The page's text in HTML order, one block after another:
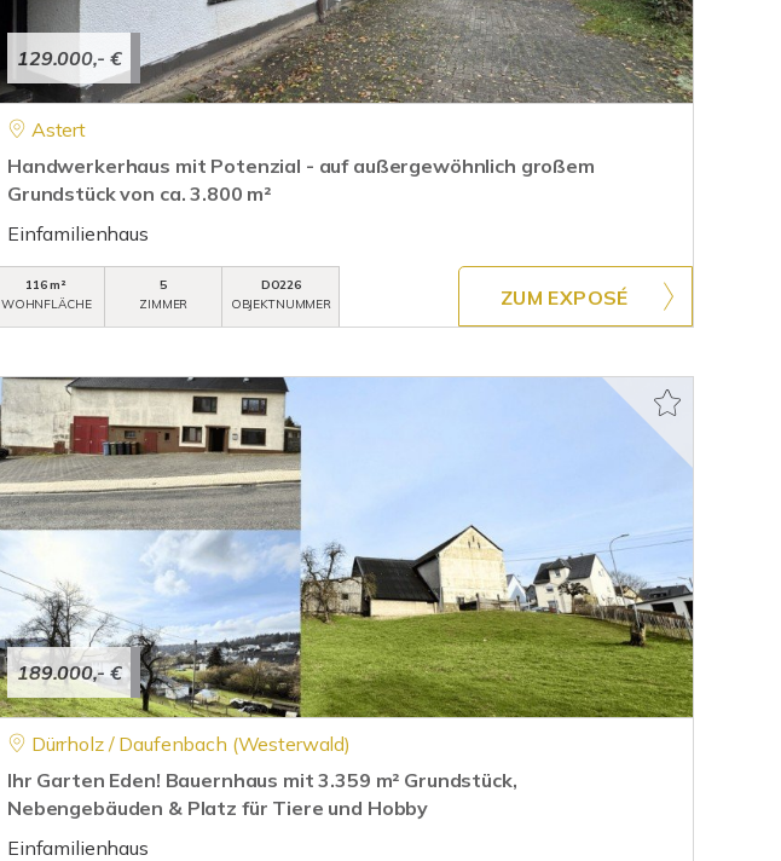
129.000,- €
Astert
Handwerkerhaus mit Potenzial - auf außergewöhnlich großem
Grundstück von ca. 3.800 m²
Einfamilienhaus
116 m²
WOHNFLÄCHE
5
ZIMMER
DO226
OBJEKTNUMMER
ZUM EXPOSÉ
189.000,- €
Dürrholz / Daufenbach (Westerwald)
Ihr Garten Eden! Bauernhaus mit 3.359 m² Grundstück,
Nebengebäuden & Platz für Tiere und Hobby
Einfamilienhaus